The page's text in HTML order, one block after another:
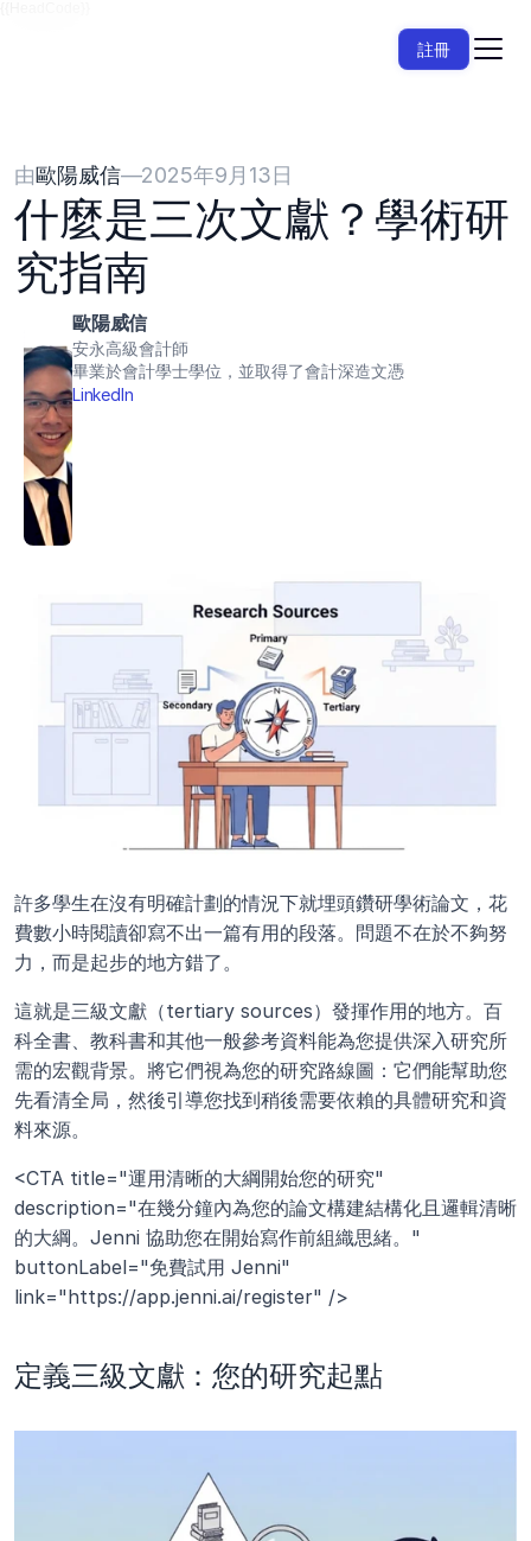
註冊
由歐陽威信—2025年9月13日
什麼是三次文獻？學術研
究指南
歐陽威信
安永高級會計師
畢業於會計學士學位，並取得了會計深造文憑
LinkedIn
許多學生在沒有明確計劃的情況下就埋頭鑽研學術論文，花
費數小時閱讀卻寫不出一篇有用的段落。問題不在於不夠努
力，而是起步的地方錯了。
這就是三級文獻（tertiary sources）發揮作用的地方。百
科全書、教科書和其他一般參考資料能為您提供深入研究所
需的宏觀背景。將它們視為您的研究路線圖：它們能幫助您
先看清全局，然後引導您找到稍後需要依賴的具體研究和資
料來源。
<CTA title="運用清晰的大綱開始您的研究"
description="在幾分鐘內為您的論文構建結構化且邏輯清晰
的大綱。Jenni 協助您在開始寫作前組織思緒。"
buttonLabel="免費試用 Jenni"
link="https://app.jenni.ai/register" />
定義三級文獻：您的研究起點